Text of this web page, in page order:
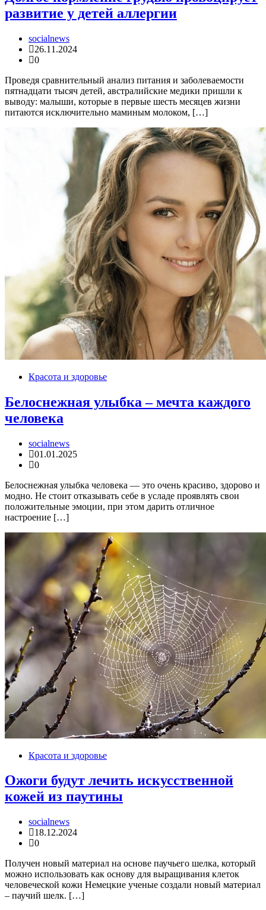
развитие у детей аллергии
socialnews
26.11.2024
0
Проведя сравнительный анализ питания и заболеваемости
пятнадцати тысяч детей, австралийские медики пришли к
выводу: малыши, которые в первые шесть месяцев жизни
питаются исключительно маминым молоком, […]
Красота и здоровье
Белоснежная улыбка – мечта каждого
человека
socialnews
01.01.2025
0
Белоснежная улыбка человека — это очень красиво, здорово и
модно. Не стоит отказывать себе в усладе проявлять свои
положительные эмоции, при этом дарить отличное
настроение […]
Красота и здоровье
Ожоги будут лечить искусственной
кожей из паутины
socialnews
18.12.2024
0
Получен новый материал на основе паучьего шелка, который
можно использовать как основу для выращивания клеток
человеческой кожи Немецкие ученые создали новый материал
– паучий шелк. […]